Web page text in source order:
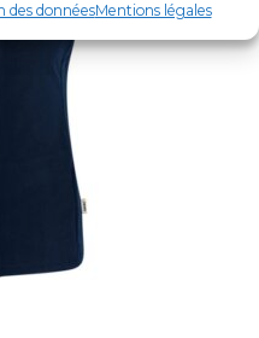
des donnéesMentions légales